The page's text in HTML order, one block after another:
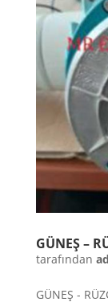
GÜNEŞ –
tarafından
GÜNEŞ -